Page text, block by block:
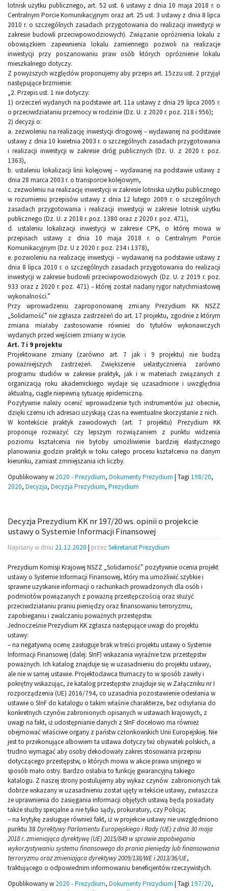
lotnisk użytku publicznego, art. 52 ust. 6 ustawy z dnia 10 maja 2018 r. o
Centralnym Porcie Komunikacyjnym oraz art. 25 ust. 3 ustawy z dnia 8 lipca
2010 r. o szczególnych zasadach przygotowania do realizacji inwestycji w
zakresie budowli przeciwpowodziowych). Związanie opróżnienia lokalu z
obowiązkiem zapewnienia lokalu zamiennego pozwoli na realizacje
inwestycji przy poszanowaniu praw osób których opróżnienie lokalu
mieszkalnego dotyczy.
Z powyższych względów proponujemy aby przepis art. 15zzu ust. 2 przyjął
następujące brzmienie:
„2. Przepis ust. 1 nie dotyczy:
1) orzeczeń wydanych na podstawie art. 11a ustawy z dnia 29 lipca 2005 r.
o przeciwdziałaniu przemocy w rodzinie (Dz. U. z 2020 r. poz. 218 i 956);
2) decyzji o:
a. zezwoleniu na realizację inwestycji drogowej – wydawanej na podstawie
ustawy z dnia 10 kwietnia 2003 r. o szczególnych zasadach przygotowania
i realizacji inwestycji w zakresie dróg publicznych (Dz. U. z 2020 r. poz.
1363),
b. ustaleniu lokalizacji linii kolejowej – wydawanej na podstawie ustawy z
dnia 28 marca 2003 r. o transporcie kolejowym,
c. zezwoleniu na realizację inwestycji w zakresie lotniska użytku publicznego
w rozumieniu przepisów ustawy z dnia 12 lutego 2009 r. o szczególnych
zasadach przygotowania i realizacji inwestycji w zakresie lotnisk użytku
publicznego (Dz. U. z 2018 r. poz. 1380 oraz z 2020 r. poz. 471),
d. ustaleniu lokalizacji inwestycji w zakresie CPK, o której mowa w
przepisach ustawy z dnia 10 maja 2018 r. o Centralnym Porcie
Komunikacyjnym (Dz. U z 2020 r. poz. 234 i 1378),
e. pozwoleniu na realizację inwestycji – wydawanej na podstawie ustawy z
dnia 8 lipca 2010 r. o szczególnych zasadach przygotowania do realizacji
inwestycji w zakresie budowli przeciwpowodziowych (Dz. U. z 2019 r. poz.
933 oraz z 2020 r. poz. 471) – której został nadany rygor natychmiastowej
wykonalności.”
Przy wprowadzeniu zaproponowanej zmiany Prezydium KK NSZZ
„Solidarność” nie zgłasza zastrzeżeń do art. 17 projektu, zgodnie z którym
zmiana miałaby zastosowanie również do tytułów wykonawczych
wydanych przed wejściem zmiany w życie.
Art. 7 i 9 projektu
Projektowane zmiany (zarówno art. 7 jak i 9 projektu) nie budzą
poważniejszych zastrzeżeń. Zwiększenie uelastycznienia zarówno
programu studiów w zakresie praktyk, jak i w materiach związanych z
organizacją roku akademickiego wydaje się uzasadnione i uwzględnia
aktualną, ciągle niepewną sytuację epidemiczną.
Pozytywnie należy ocenić wprowadzenie tych instrumentów już obecnie,
dzięki czemu ich adresaci uzyskają czas na ewentualne skorzystanie z nich.
W kontekście praktyk zawodowych (art. 7 projektu) Prezydium KK
proponuje rozważyć czy lepszym rozwiązaniem z punktu widzenia
poziomu kształcenia nie byłoby umożliwienie bardziej elastycznego
planowania godzin praktyk w toku całego procesu kształcenia na danym
kierunku, zamiast zmniejszania ich liczby.
Opublikowany w 2020 - Prezydium, Dokumenty Prezydium | Tagi 198/20,
2020, Decyzja, Decyzja Prezydium, Prezydium
Decyzja Prezydium KK nr 197/20 ws. opinii o projekcie
ustawy o Systemie Informacji Finansowej
Napisany w dniu 21.12.2020 | przez Sekretariat Prezydium
Prezydium Komisji Krajowej NSZZ „Solidarność” pozytywnie ocenia projekt
ustawy o Systemie Informacji Finansowej, który ma umożliwić szybkie i
sprawne uzyskanie informacji o rachunkach prowadzonych dla osób i
podmiotów powiązanych z poważną przestępczością oraz służyć
przeciwdziałaniu praniu pieniędzy oraz finansowaniu terroryzmu,
zapobieganiu i zwalczaniu poważnych przestępstw.
Jednocześnie Prezydium KK zgłasza następujące uwagi do projektu
ustawy:
– na negatywną ocenę zasługuje brak w treści projektu ustawy o Systemie
Informacji Finansowej (dalej: SInF) wskazania wyraźnie tzw. przestępstw
poważnych. Ich katalog znajduje się w uzasadnieniu do projektu ustawy,
ale nie w samej ustawie. Projektodawca tłumaczy to w sposób zawiły i
pokrętny wskazując, że katalog przestępstw znajduje się w Załączniku nr I
rozporządzenia (UE) 2016/794, co uzasadnia pozostawienie odesłania w
ustawie o SInF do katalogu o takim właśnie charakterze, bez odsyłania do
konkretnych czynów zabronionych opisanych w ustawach krajowych, z
uwagi na fakt, iż udostępnianie danych z SInF docelowo ma również
obejmować właściwe organy z państw członkowskich Unii Europejskiej. Nie
jest to przekonujące albowiem ta ustawa dotyczy też obywateli polskich, a
trudno wymagać aby osoby dekodowały zakres stosowania przepisu
dotyczącego przestępstw, o których mowa w akcie prawa unijnego w
sposób mało ostry. Bardzo osłabia to funkcję gwarancyjną takiego
katalogu. Z naszej strony postulujemy aby wykaz czynów zabronionych tak
dobrze wskazany w uzasadnieniu został ujęty w tekście ustawy, zwłaszcza
że uprawnienia do zasięgania informacji objętych ustawą będą posiadały
także służby specjalne a nie tylko sądy, prokuratury, czy Policja;
– na krytykę zasługuje również fakt, iż w projekcie ustawy nie uwzględniono
punktu 38 Dyrektywy Parlamentu Europejskiego i Rady (UE) z dnia 30 maja
2018 r. zmieniająca dyrektywę (UE) 2015/849 w sprawie zapobiegania
wykorzystywaniu systemu finansowego do prania pieniędzy lub finansowania
terroryzmu oraz zmieniająca dyrektywy 2009/138/WE i 2013/36/UE,
traktującego o odpowiednim informowaniu beneficjentów rzeczywistych.
Opublikowany w 2020 - Prezydium, Dokumenty Prezydium | Tagi 197/20,